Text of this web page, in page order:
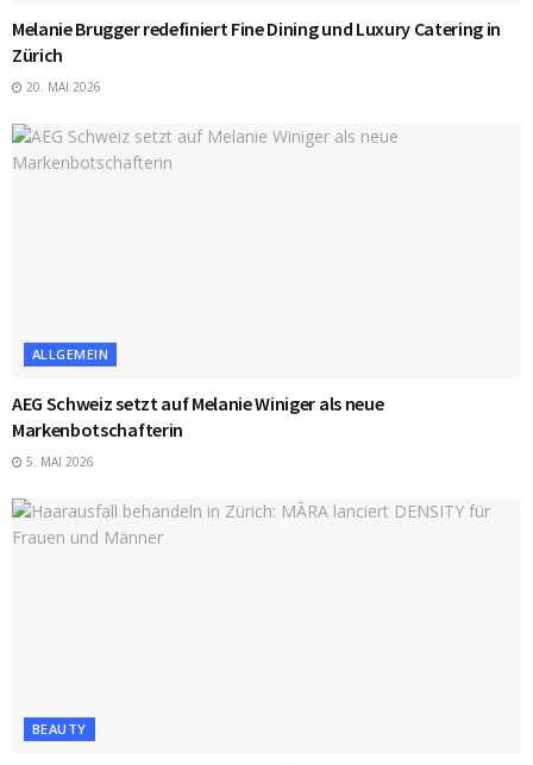
Melanie Brugger redefiniert Fine Dining und Luxury Catering in
Zürich
20. MAI 2026
ALLGEMEIN
AEG Schweiz setzt auf Melanie Winiger als neue
Markenbotschafterin
5. MAI 2026
BEAUTY